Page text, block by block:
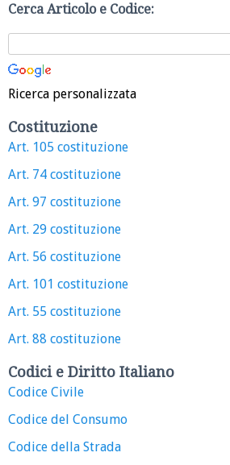
Cerca Articolo e Codice:
Ricerca personalizzata
Costituzione
Art. 105 costituzione
Art. 74 costituzione
Art. 97 costituzione
Art. 29 costituzione
Art. 56 costituzione
Art. 101 costituzione
Art. 55 costituzione
Art. 88 costituzione
Codici e Diritto Italiano
Codice Civile
Codice del Consumo
Codice della Strada